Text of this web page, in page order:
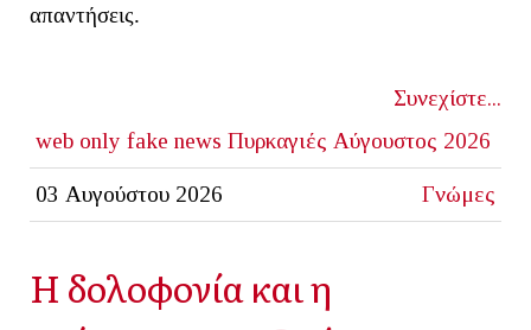
απαντήσεις.
Συνεχίστε...
web only fake news Πυρκαγιές Αύγουστος 2026
03 Αυγούστου 2026 Γνώμες
Η δολοφονία και η